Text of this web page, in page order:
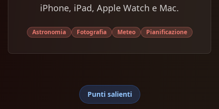
iPhone, iPad, Apple Watch e Mac.
Astronomia Fotografia Meteo Pianificazione
Punti salienti